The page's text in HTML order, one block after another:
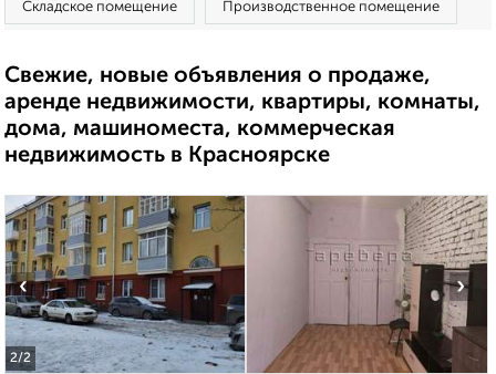
Складское помещение Производственное помещение
Свежие, новые объявления о продаже,
аренде недвижимости, квартиры, комнаты,
дома, машиноместа, коммерческая
недвижимость в Красноярске
2/2
‹ ›